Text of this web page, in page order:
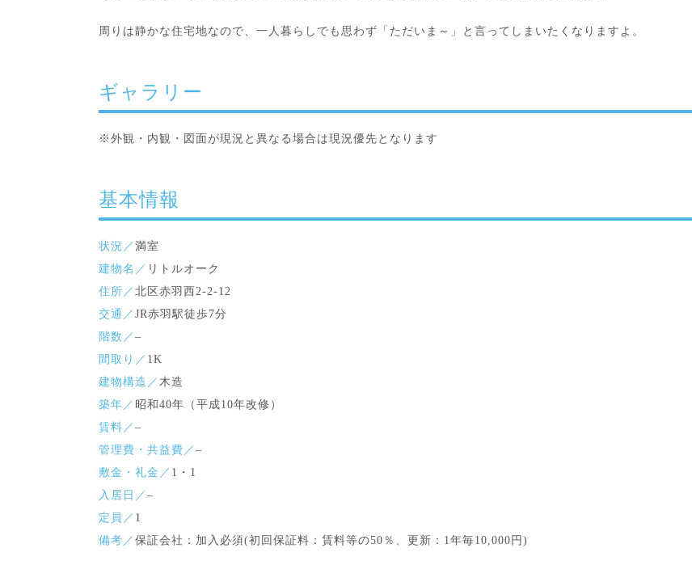
周りは静かな住宅地なので、一人暮らしでも思わず「ただいま～」と言ってしまいたくなりますよ。
ギャラリー
※外観・内観・図面が現況と異なる場合は現況優先となります
基本情報
状況／ 満室
建物名／ リトルオーク
住所／ 北区赤羽西2-2-12
交通／ JR赤羽駅徒歩7分
階数／ –
間取り／ 1K
建物構造／ 木造
築年／ 昭和40年（平成10年改修）
賃料／ –
管理費・共益費／ –
敷金・礼金／ 1・1
入居日／ –
定員／ 1
備考／ 保証会社：加入必須(初回保証料：賃料等の50％、更新：1年毎10,000円)